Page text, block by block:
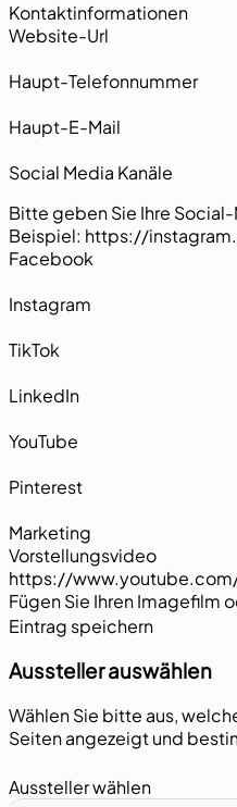
Kontaktinformationen
Website-Url
Haupt-Telefonnummer
Haupt-E-Mail
Social Media Kanäle
Bitte geben Sie Ihre
Beispiel: https://
Facebook
Instagram
TikTok
LinkedIn
YouTube
Pinterest
Marketing
Vorstellungsvideo
Fügen Sie Ihren Imagefilm
Abschnitt
Eintrag speichern
Aussteller auswählen
Wählen Sie bitte aus,
Seiten angezeigt und
Aussteller wählen